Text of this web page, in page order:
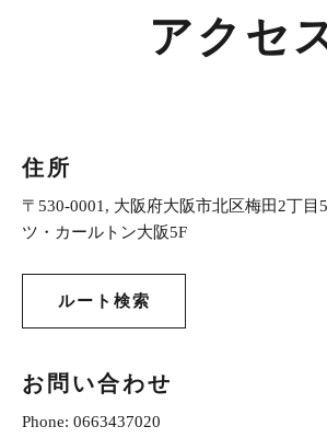
アクセ
住所
〒530-0001, 大阪府大阪市北区梅田2丁目
ツ・カールトン大阪5F
ルート検索
お問い合わせ
Phone: 0663437020